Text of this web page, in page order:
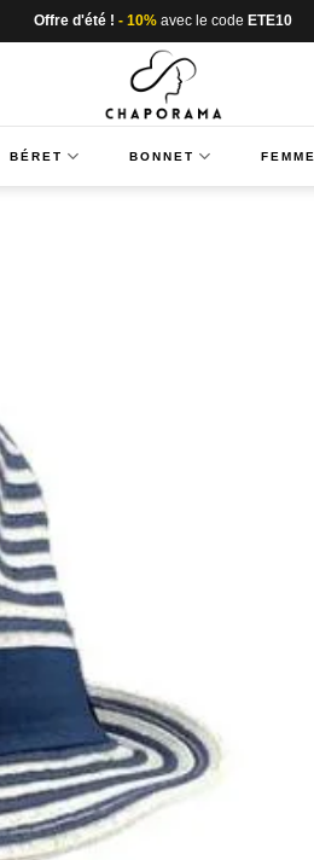
Offre d'été ! - 10% avec le code ETE10
BÉRET BONNET FEMME